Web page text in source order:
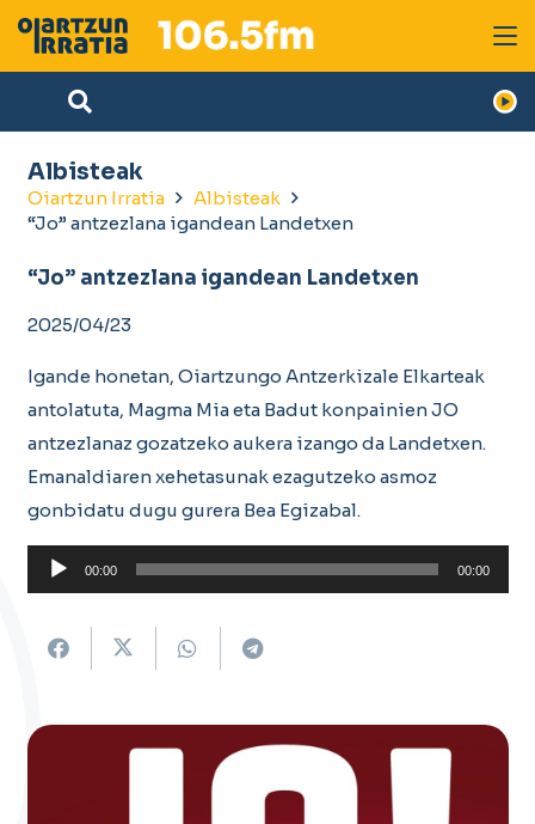
Albisteak
Oiartzun Irratia
Albisteak
“Jo” antzezlana igandean Landetxen
“Jo” antzezlana igandean Landetxen
2025/04/23
Igande honetan, Oiartzungo Antzerkizale Elkarteak
antolatuta, Magma Mia eta Badut konpainien JO
antzezlanaz gozatzeko aukera izango da Landetxen.
Emanaldiaren xehetasunak ezagutzeko asmoz
gonbidatu dugu gurera Bea Egizabal.
Soinu
erreproduzigailua
00:00 00:00